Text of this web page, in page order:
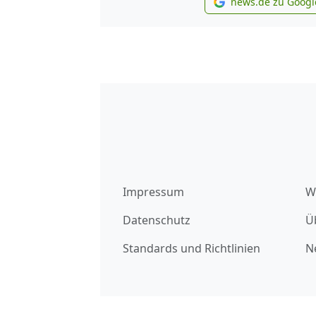
Impressum
Datenschutz
Standards und Richtlinien